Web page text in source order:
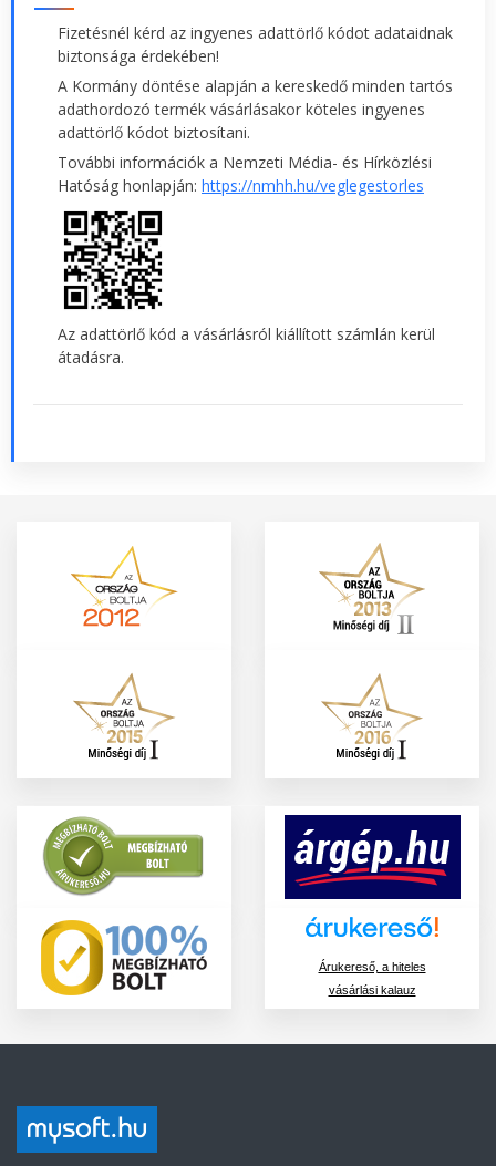
Fizetésnél kérd az ingyenes adattörlő kódot adataidnak
biztonsága érdekében!
A Kormány döntése alapján a kereskedő minden tartós
adathordozó termék vásárlásakor köteles ingyenes
adattörlő kódot biztosítani.
További információk a Nemzeti Média- és Hírközlési
Hatóság honlapján: https://nmhh.hu/veglegestorles
Az adattörlő kód a vásárlásról kiállított számlán kerül
átadásra.
Árukereső, a hiteles
vásárlási kalauz